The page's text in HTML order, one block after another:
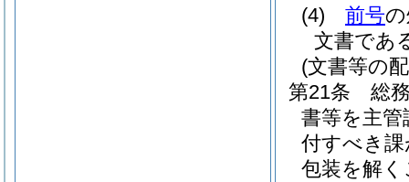
(4)
前号
文書であ
(文書等の
第21条
総
書等を主
付すべき
包装を解